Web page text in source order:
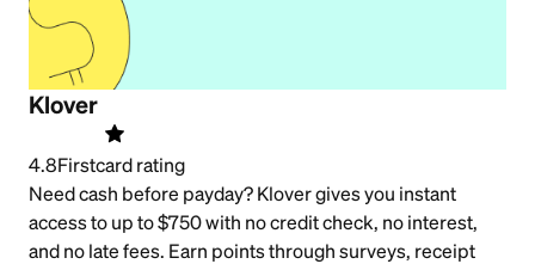
Klover
4.8Firstcard rating
Need cash before payday? Klover gives you instant
access to up to $750 with no credit check, no interest,
and no late fees. Earn points through surveys, receipt